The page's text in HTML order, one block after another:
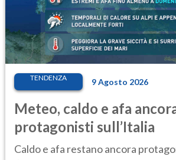
TENDENZA 9 Agosto 2026
Meteo, caldo e afa
protagonisti sull’Italia
Caldo e afa restano ancora